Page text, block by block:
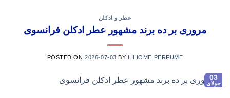
عطر و ادکلن
مروری بر ده برند مشهور عطر ادکلن فرانسوی
POSTED ON2026-07-03 BY LILIOME PERFUME
03
جولای